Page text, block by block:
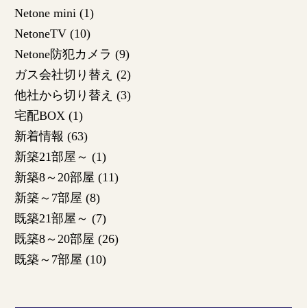
Netone mini (1)
NetoneTV (10)
Netone防犯カメラ (9)
ガス会社切り替え (2)
他社から切り替え (3)
宅配BOX (1)
新着情報 (63)
新築21部屋～ (1)
新築8～20部屋 (11)
新築～7部屋 (8)
既築21部屋～ (7)
既築8～20部屋 (26)
既築～7部屋 (10)